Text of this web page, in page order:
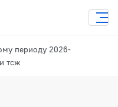
периоду 2026-
тсж